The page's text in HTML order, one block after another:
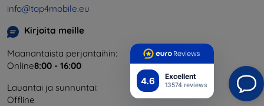
4.6 Excellent
13574 reviews
info@top4mobile.eu
Kirjoita meille
Maanantaista perjantaihin:
Online8:00 - 16:00
Lauantai ja sunnuntai:
Offline